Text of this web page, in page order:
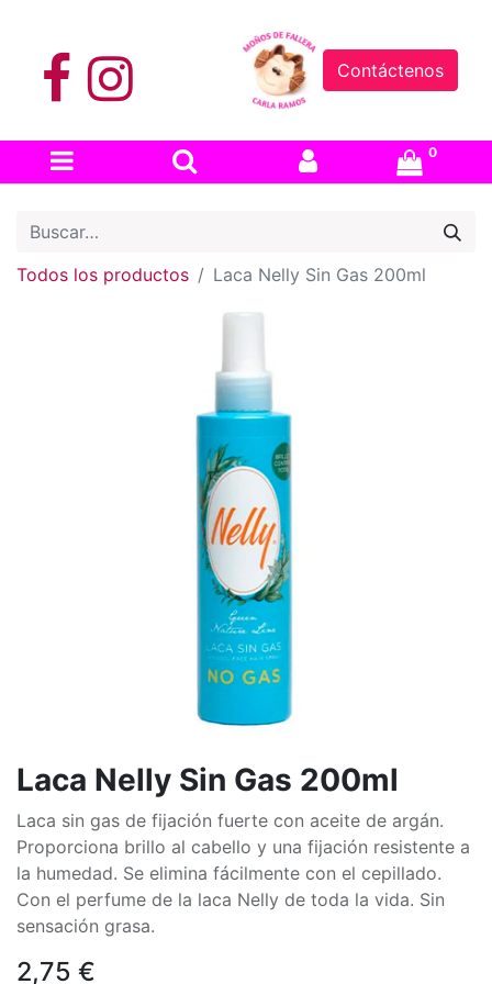
Contáctenos
0
Todos los productos Laca Nelly Sin Gas 200ml
Laca Nelly Sin Gas 200ml
Laca sin gas de fijación fuerte con aceite de argán.
Proporciona brillo al cabello y una fijación resistente a
la humedad. Se elimina fácilmente con el cepillado.
Con el perfume de la laca Nelly de toda la vida. Sin
sensación grasa.
2,75 €